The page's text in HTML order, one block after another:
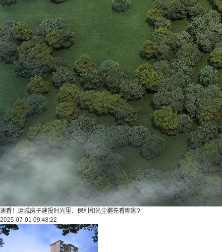
速看！运城房子建投时光里、保利和光尘樾先看哪家?
2025-07-01 09:48:22